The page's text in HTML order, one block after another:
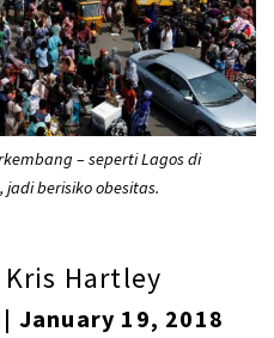
– seperti Lagos di
berisiko obesitas.
Hartley
| January 19, 2018